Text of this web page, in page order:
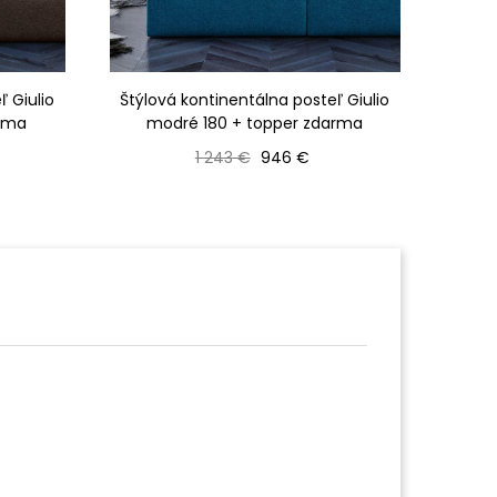
Giulio
Štýlová kontinentálna posteľ Giulio
modré 180 + topper zdarma
Bežná cena
1 243 € Cena
946 €